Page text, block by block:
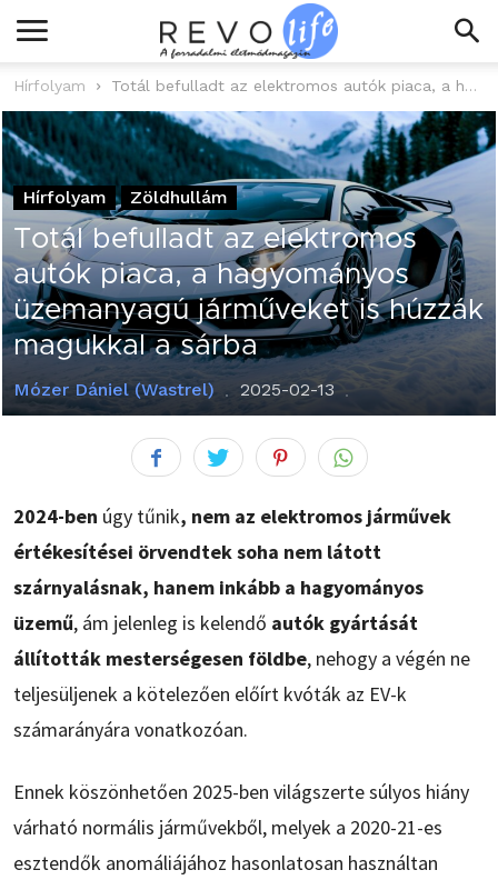
Hírfolyam Totál befulladt az elektromos autók piaca, a hagyományos üzemanyagú járműveket is húzzák...
Hírfolyam Zöldhullám
Totál befulladt az elektromos
autók piaca, a hagyományos
üzemanyagú járműveket is húzzák
magukkal a sárba
Mózer Dániel (Wastrel) 2025-02-13
2024-ben úgy tűnik, nem az elektromos járművek
értékesítései örvendtek soha nem látott
szárnyalásnak, hanem inkább a hagyományos
üzemű, ám jelenleg is kelendő autók gyártását
állították mesterségesen földbe, nehogy a végén ne
teljesüljenek a kötelezően előírt kvóták az EV-k
számarányára vonatkozóan.
Ennek köszönhetően 2025-ben világszerte súlyos hiány
várható normális járművekből, melyek a 2020-21-es
esztendők anomáliájához hasonlatosan használtan